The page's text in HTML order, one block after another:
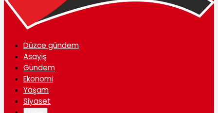
Düzce gündem
Asayiş
Gündem
Ekonomi
Yaşam
Siyaset